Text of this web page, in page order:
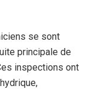
se sont
principale de
inspections ont